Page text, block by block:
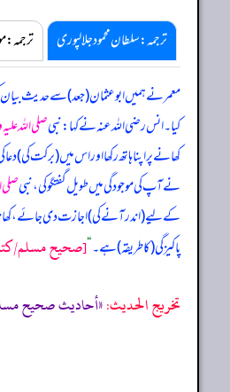
ترجمہ:سلطان محمود جلالپوری
معمر نے ہمیں ابوعثمان (جعد) سے حدیث
کیا۔ انس رضی اللہ عنہ نے کہا: نبیصلی اللہ
کھانے پر اپنا ہاتھ رکھا اور اس میں (برکت
نے آپ کی موجودگی میں طویل گفتگو کی، نبیصلی
کے لیے (اندر آنے کی) اجازت دی جائے،
پاکیزگی (کا طریقہ) ہے۔“[صحيح مسلم/كتاب
تخریج الحدیث:«أحاديث صحيح